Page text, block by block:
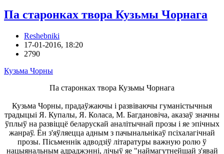
Па старонках твора Кузьмы Чорнага
Reshebniki
17-01-2016, 18:20
2790
Кузьма Чорны
Па старонках твора Кузьмы Чорнага
Кузьма Чорны, прадаўжаючы і развіваючы гуманістычныя
традыцыі Я. Купалы, Я. Коласа, М. Багдановіча, аказаў значны
ўплыў на развіццё беларускай аналітычнай прозы і яе эпічных
жанраў. Ён з'яўляецца адным з пачынальнікаў псіхалагічнай
прозы. Пісьменнік адводзіў літаратуры важную ролю ў
нацыянальным адраджэнні, лічыў яе "наймагутнейшай з'явай